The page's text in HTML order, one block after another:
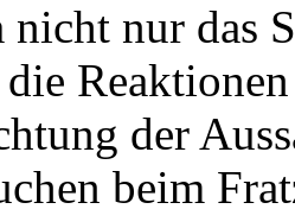
nur das
der
beim